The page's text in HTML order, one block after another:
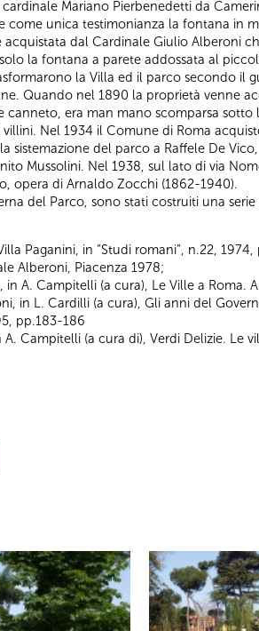
Mariano Pierbenedetti da
come unica testimonianza la fontana in
dal Cardinale Giulio Alberoni
la fontana a parete addossata al
la Villa ed il parco secondo il
Quando nel 1890 la proprietà venne
canneto, era man mano scomparsa
Nel 1934 il Comune di Roma
sistemazione del parco a Raffele De
Mussolini. Nel 1938, sul lato di via
opera di Arnaldo Zocchi (1862-1940).
del Parco, sono stati costruiti una
Paganini, in “Studi romani”, n.22,
Alberoni, Piacenza 1978;
A. Campitelli (a cura), Le Ville a
in L. Cardilli (a cura), Gli anni del
pp.183-186
Campitelli (a cura di), Verdi Delizie. Le